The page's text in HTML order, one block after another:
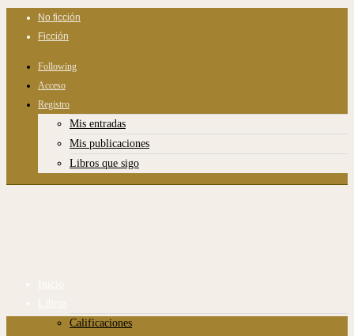
No ficción
Ficción
Following
Acceso
Registro
Mis entradas
Mis publicaciones
Libros que sigo
Inicio
Libros
Calificaciones